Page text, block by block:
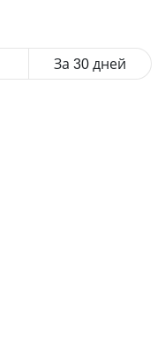
За 30 дней